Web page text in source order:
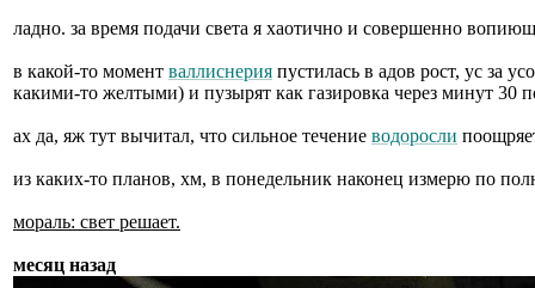
ладно. за время подачи света я хаотично и совершенно
в какой-то момент валлиснерия пустилась в адов рост, ус за
какими-то желтыми) и пузырят как газировка через минут 30
ах да, яж тут вычитал, что сильное течение водоросли
из каких-то планов, хм, в понедельник наконец измерю по
мораль: свет решает.
месяц назад